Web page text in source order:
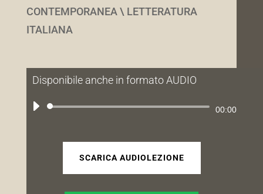
CONTEMPORANEA \ LETTERATURA
ITALIANA
Disponibile anche in formato AUDIO
Audio
00:00
SCARICA AUDIOLEZIONE